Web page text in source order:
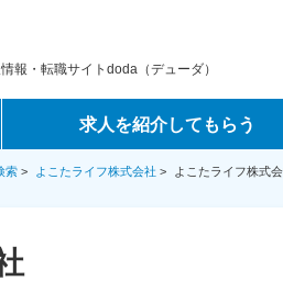
報・転職サイトdoda（デューダ）
求人を紹介してもらう
索 > よこたライフ株式会社 > よこたライフ株式